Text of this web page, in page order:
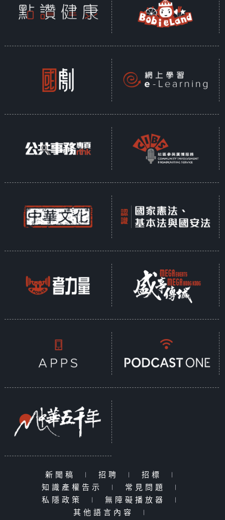
新聞稿 | 招聘 | 招標
|
知識產權告示
| 常見問題
|
私隱政策
| 無障礙播放器
|
其他語言內容
|